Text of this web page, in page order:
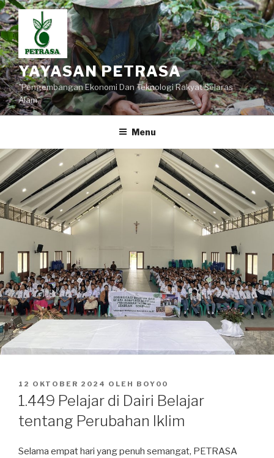
Lompat
ke
konten
YAYASAN PETRASA
"Pengembangan Ekonomi Dan Teknologi Rakyat Selaras
Alam"
Menu
DIPOSKAN
PADA
12 OKTOBER 2024 OLEH BOY00
1.449 Pelajar di Dairi Belajar
tentang Perubahan Iklim
Selama empat hari yang penuh semangat, PETRASA